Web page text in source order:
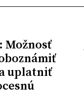
Možnosť
uplatniť